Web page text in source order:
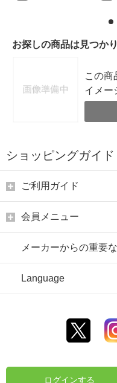
お探しの商品は見つか
この商
イメー
ショッピングガイド
ご利用ガイド
会員メニュー
メーカーからの重要
Language
ログインする